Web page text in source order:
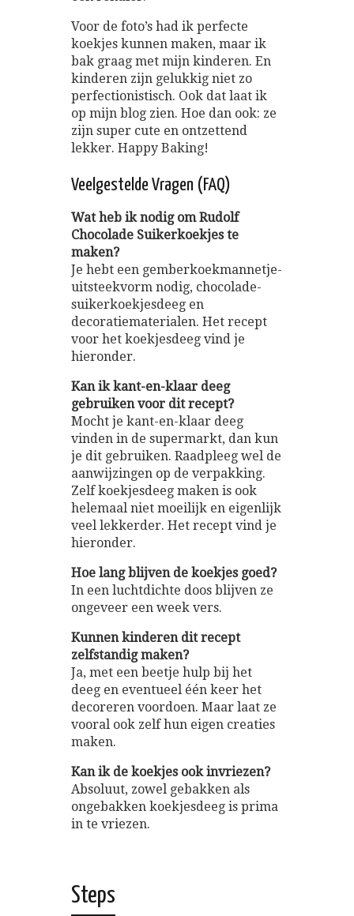
Voor de foto’s had ik perfecte
koekjes kunnen maken, maar ik
bak graag met mijn kinderen. En
kinderen zijn gelukkig niet zo
perfectionistisch. Ook dat laat ik
op mijn blog zien. Hoe dan ook: ze
zijn super cute en ontzettend
lekker. Happy Baking!
Veelgestelde Vragen (FAQ)
Wat heb ik nodig om Rudolf
Chocolade Suikerkoekjes te
maken?
Je hebt een gemberkoekmannetje-
uitsteekvorm nodig, chocolade-
suikerkoekjesdeeg en
decoratiematerialen. Het recept
voor het koekjesdeeg vind je
hieronder.
Kan ik kant-en-klaar deeg
gebruiken voor dit recept?
Mocht je kant-en-klaar deeg
vinden in de supermarkt, dan kun
je dit gebruiken. Raadpleeg wel de
aanwijzingen op de verpakking.
Zelf koekjesdeeg maken is ook
helemaal niet moeilijk en eigenlijk
veel lekkerder. Het recept vind je
hieronder.
Hoe lang blijven de koekjes goed?
In een luchtdichte doos blijven ze
ongeveer een week vers.
Kunnen kinderen dit recept
zelfstandig maken?
Ja, met een beetje hulp bij het
deeg en eventueel één keer het
decoreren voordoen. Maar laat ze
vooral ook zelf hun eigen creaties
maken.
Kan ik de koekjes ook invriezen?
Absoluut, zowel gebakken als
ongebakken koekjesdeeg is prima
in te vriezen.
Steps